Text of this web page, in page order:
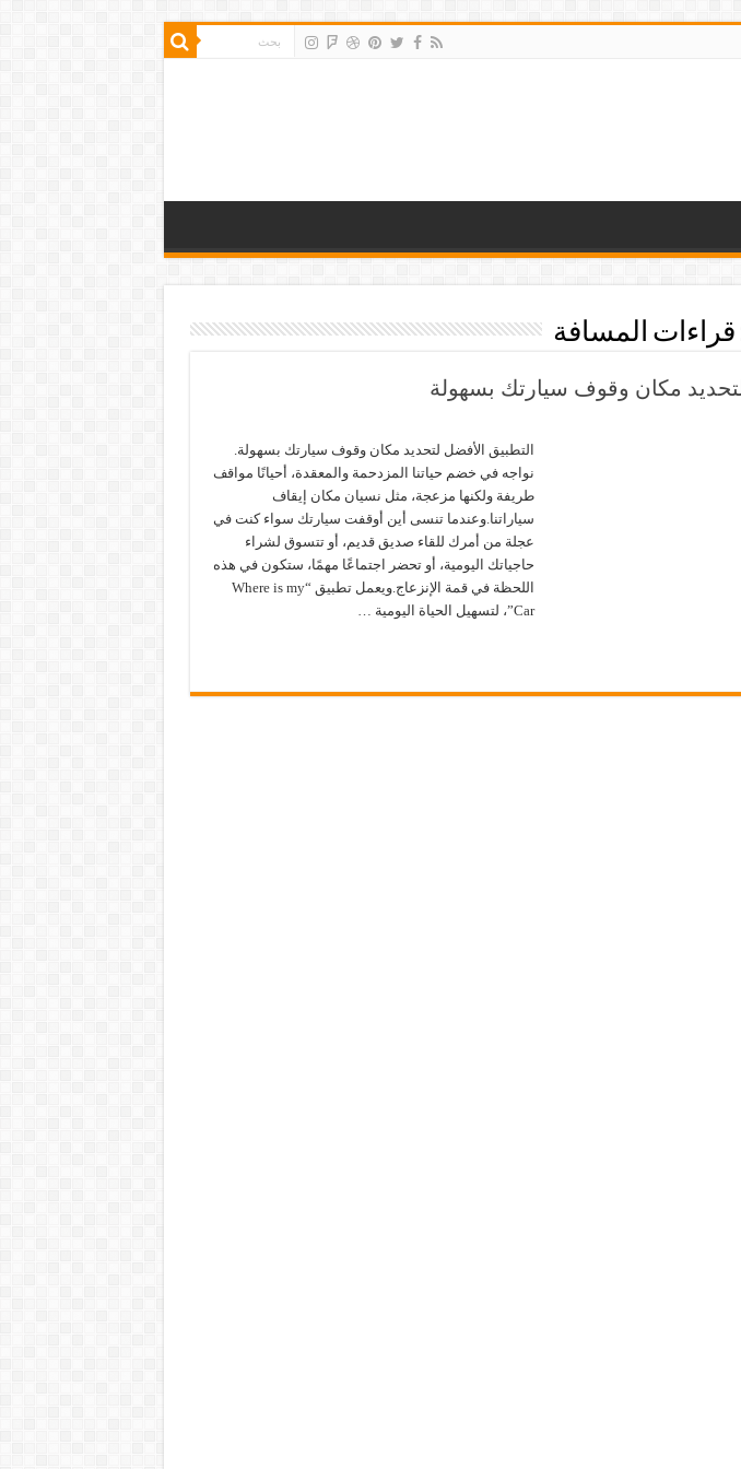
قراءات المسافة
لتحديد مكان وقوف سيارتك بسهولة
التطبيق الأفضل لتحديد مكان وقوف سيارتك بسهولة.
نواجه في خضم حياتنا المزدحمة والمعقدة، أحيانًا مواقف
طريفة ولكنها مزعجة، مثل نسيان مكان إيقاف
سياراتنا.وعندما تنسى أين أوقفت سيارتك سواء كنت في
عجلة من أمرك للقاء صديق قديم، أو تتسوق لشراء
حاجياتك اليومية، أو تحضر اجتماعًا مهمًا، ستكون في هذه
اللحظة في قمة الإنزعاج.ويعمل تطبيق “Where is my
Car”، لتسهيل الحياة اليومية …